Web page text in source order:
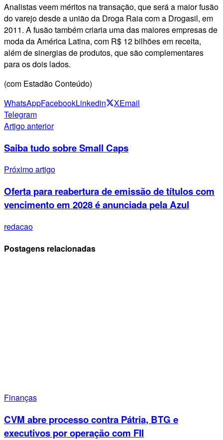
Analistas veem méritos na transação, que será a maior fusão
do varejo desde a união da Droga Raia com a Drogasil, em
2011. A fusão também criaria uma das maiores empresas de
moda da América Latina, com R$ 12 bilhões em receita,
além de sinergias de produtos, que são complementares
para os dois lados.
(com Estadão Conteúdo)
WhatsAppFacebookLinkedin XEmail
Telegram
Artigo anterior
Saiba tudo sobre Small Caps
Próximo artigo
Oferta para reabertura de emissão de títulos com
vencimento em 2028 é anunciada pela Azul
redacao
Postagens relacionadas
Finanças
CVM abre processo contra Pátria, BTG e
executivos por operação com FII